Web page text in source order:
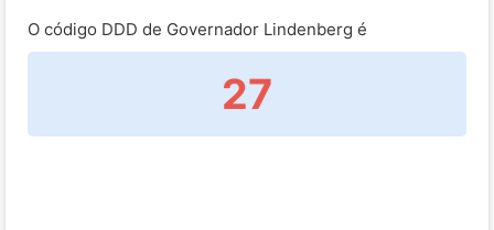
O código DDD de Governador Lindenberg é
27